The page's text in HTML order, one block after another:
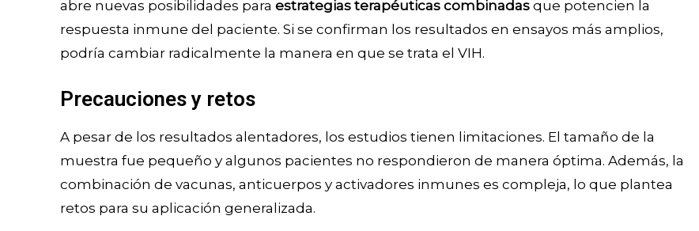
abre nuevas posibilidades para estrategias terapéuticas combinadas que potencien la
respuesta inmune del paciente. Si se confirman los resultados en ensayos más amplios,
podría cambiar radicalmente la manera en que se trata el VIH.
Precauciones y retos
A pesar de los resultados alentadores, los estudios tienen limitaciones. El tamaño de la
muestra fue pequeño y algunos pacientes no respondieron de manera óptima. Además, la
combinación de vacunas, anticuerpos y activadores inmunes es compleja, lo que plantea
retos para su aplicación generalizada.